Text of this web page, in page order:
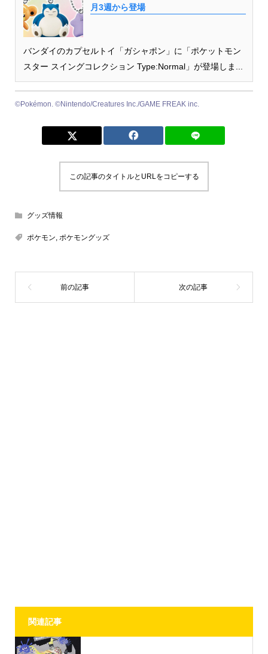
月3週から登場
バンダイのカプセルトイ「ガシャポン」に「ポケットモン
スター スイングコレクション Type:Normal」が登場しま...
©Pokémon. ©Nintendo/Creatures Inc./GAME FREAK inc.
この記事のタイトルとURLをコピーする
グッズ情報
ポケモン, ポケモングッズ
関連記事